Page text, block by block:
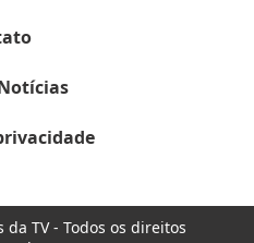
TV - Todos os direitos